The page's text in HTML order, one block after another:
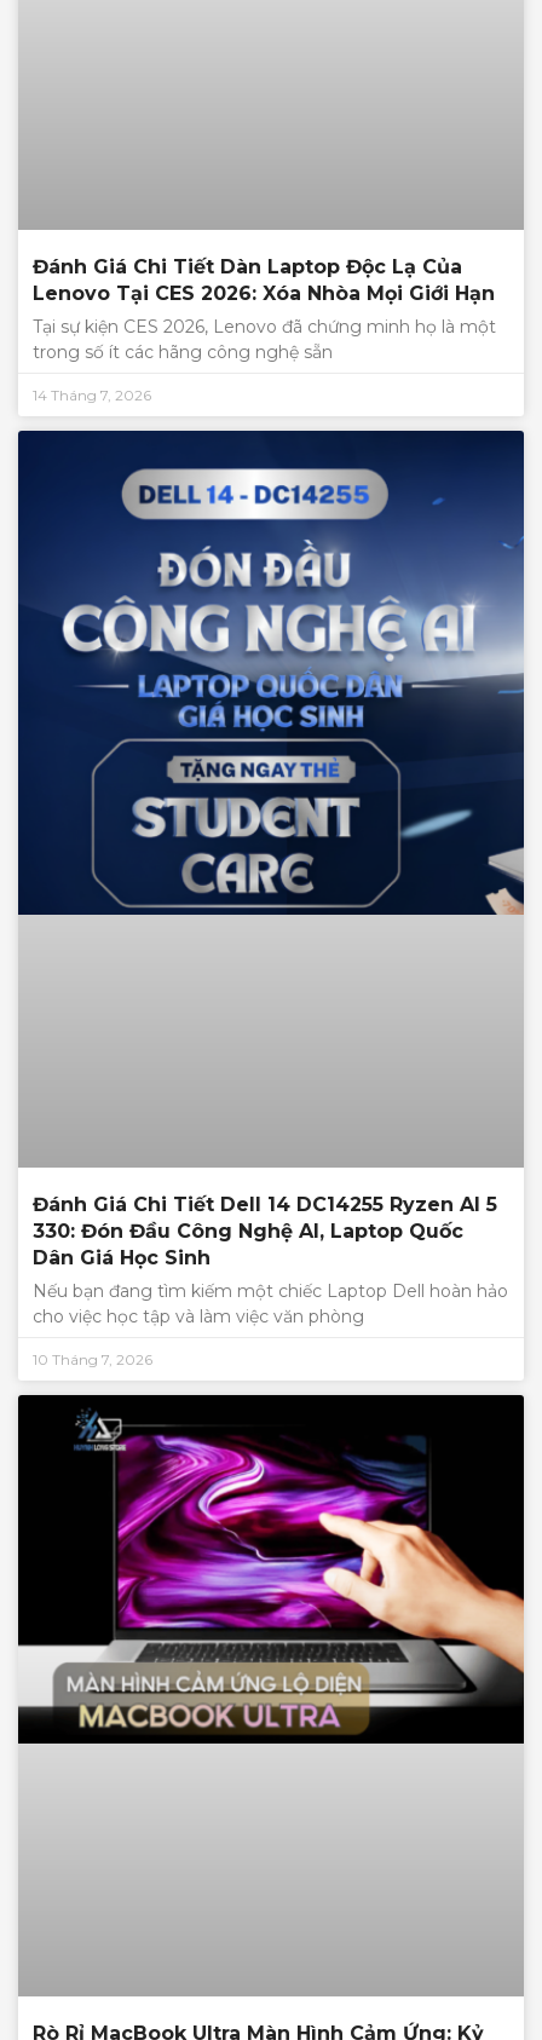
Đánh Giá Chi Tiết Dàn Laptop Độc Lạ Của
Lenovo Tại CES 2026: Xóa Nhòa Mọi Giới Hạn
Tại sự kiện CES 2026, Lenovo đã chứng minh họ là một
trong số ít các hãng công nghệ sẵn
14 Tháng 7, 2026
Đánh Giá Chi Tiết Dell 14 DC14255 Ryzen AI 5
330: Đón Đầu Công Nghệ AI, Laptop Quốc
Dân Giá Học Sinh
Nếu bạn đang tìm kiếm một chiếc Laptop Dell hoàn hảo
cho việc học tập và làm việc văn phòng
10 Tháng 7, 2026
Rò Rỉ MacBook Ultra Màn Hình Cảm Ứng: Kỷ